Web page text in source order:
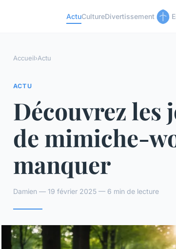
ActuCultureDivertissement
Accueil›Actu
ACTU
Découvrez les
de mimiche-
manquer
Damien — 19 février 2025 — 6 min de lecture